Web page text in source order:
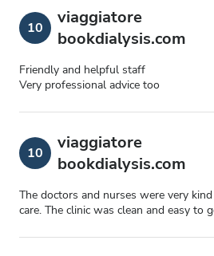
10
viaggiatore
bookdialysis.com
Friendly and helpful staff
Very professional advice too
10
viaggiatore
bookdialysis.com
The doctors and nurses were very
care. The clinic was clean and easy to